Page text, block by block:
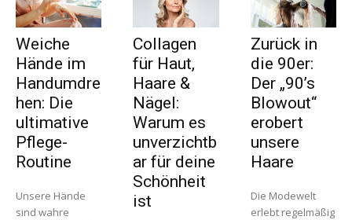
Weiche
Hände im
Handumdre
hen: Die
ultimative
Pflege-
Routine
Unsere Hände
sind wahre
Collagen
für Haut,
Haare &
Nägel:
Warum es
unverzichtb
ar für deine
Schönheit
ist
Zurück in
die 90er:
Der „90’s
Blowout“
erobert
unsere
Haare
Die Modewelt
erlebt regelmäßig